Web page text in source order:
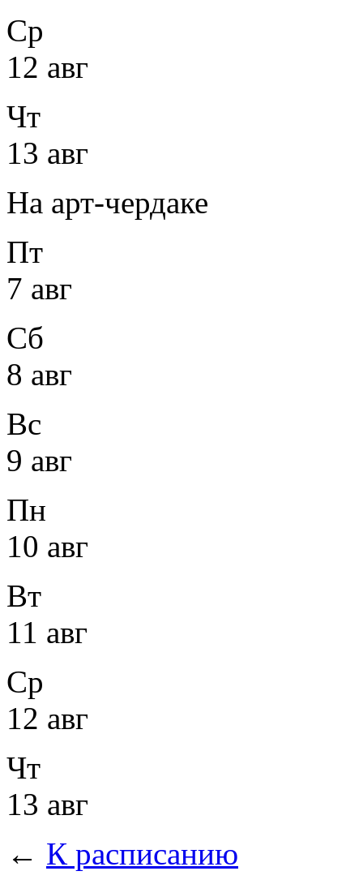
Ср
12 авг
Чт
13 авг
На арт-чердаке
Пт
7 авг
Сб
8 авг
Вс
9 авг
Пн
10 авг
Вт
11 авг
Ср
12 авг
Чт
13 авг
← К расписанию